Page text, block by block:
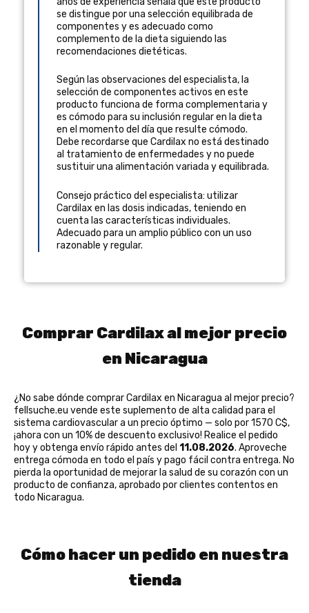
se distingue por una selección equilibrada de
componentes y es adecuado como
complemento de la dieta siguiendo las
recomendaciones dietéticas.
Según las observaciones del especialista, la
selección de componentes activos en este
producto funciona de forma complementaria y
es cómodo para su inclusión regular en la dieta
en el momento del día que resulte cómodo.
Debe recordarse que Cardilax no está destinado
al tratamiento de enfermedades y no puede
sustituir una alimentación variada y equilibrada.
Consejo práctico del especialista: utilizar
Cardilax en las dosis indicadas, teniendo en
cuenta las características individuales.
Adecuado para un amplio público con un uso
razonable y regular.
Comprar Cardilax al mejor precio
en Nicaragua
¿No sabe dónde comprar Cardilax en Nicaragua al mejor precio?
fellsuche.eu vende este suplemento de alta calidad para el
sistema cardiovascular a un precio óptimo — solo por 1570 C$,
¡ahora con un 10% de descuento exclusivo! Realice el pedido
hoy y obtenga envío rápido antes del 11.08.2026. Aproveche
entrega cómoda en todo el país y pago fácil contra entrega. No
pierda la oportunidad de mejorar la salud de su corazón con un
producto de confianza, aprobado por clientes contentos en
todo Nicaragua.
Cómo hacer un pedido en nuestra
tienda